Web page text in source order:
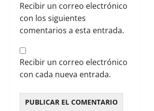
Recibir un correo electrónico
con los siguientes
comentarios a esta entrada.
Recibir un correo electrónico
con cada nueva entrada.